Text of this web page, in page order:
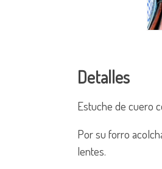
Detalles
Estuche de cuero
Por su forro
lentes.